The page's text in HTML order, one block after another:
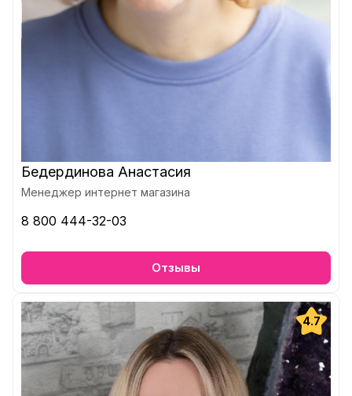
Бедердинова Анастасия
Менеджер интернет магазина
8 800 444-32-03
Отзывы
4.7